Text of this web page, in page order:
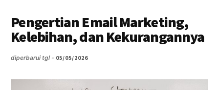
Online
Pengertian Email Marketing,
Kelebihan, dan Kekurangannya
diperbarui tgl - 05/05/2026